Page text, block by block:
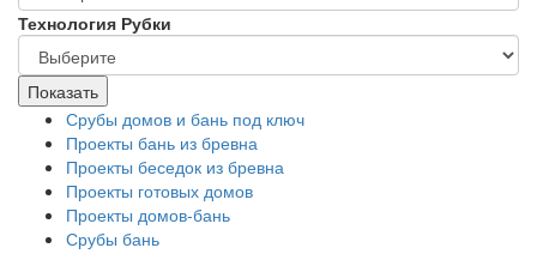
Технология Рубки
Показать
Срубы домов и бань под ключ
Проекты бань из бревна
Проекты беседок из бревна
Проекты готовых домов
Проекты домов-бань
Срубы бань